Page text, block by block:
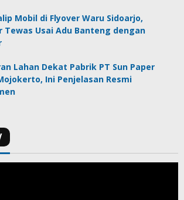
Mobil di Flyover Waru Sidoarjo,
Tewas Usai Adu Banteng dengan
Lahan Dekat Pabrik PT Sun Paper
Ini Penjelasan Resmi